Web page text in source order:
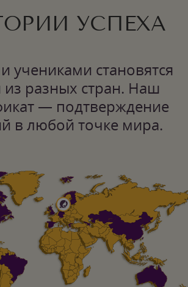
УСПЕХА
учениками становятся
разных стран. Наш
— подтверждение
в любой точке мира.